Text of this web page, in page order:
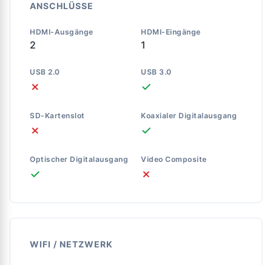
ANSCHLÜSSE
HDMI-Ausgänge
2
HDMI-Eingänge
1
USB 2.0
✗
USB 3.0
✓
SD-Kartenslot
✗
Koaxialer Digitalausgang
✓
Optischer Digitalausgang
✓
Video Composite
✗
WIFI / NETZWERK